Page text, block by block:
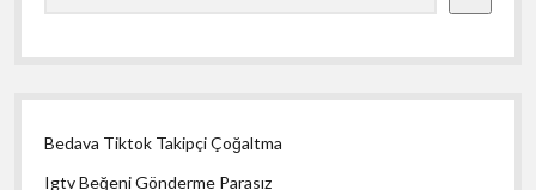
Bedava Tiktok Takipçi Çoğaltma
Igtv Beğeni Gönderme Parasız